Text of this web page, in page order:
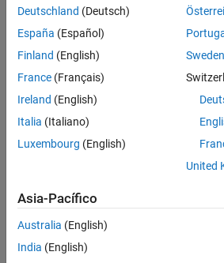
Deutschland (Deutsch)
España (Español)
Finland (English)
France (Français)
Ireland (English)
Italia (Italiano)
Luxembourg (English)
Sweden
United
Asia-Pacífico
Australia (English)
India (English)
Información de contacto
© 1994-2026 The MathWorks, Inc.